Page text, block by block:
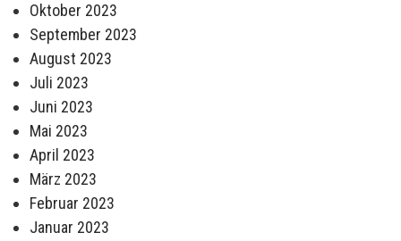
Oktober 2023
September 2023
August 2023
Juli 2023
Juni 2023
Mai 2023
April 2023
März 2023
Februar 2023
Januar 2023